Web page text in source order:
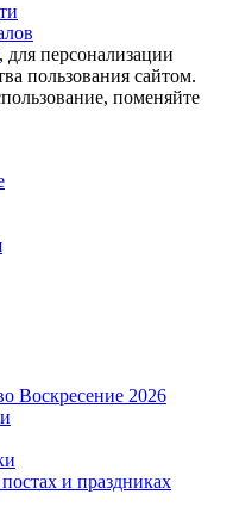
, для персонализации
пользования сайтом.
поменяйте
Воскресение 2026
и праздниках